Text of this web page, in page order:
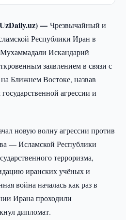
—Чрезвычайный и
Республики Иран в
Искандарий
заявлением в связи с
Ближнем Востоке, назвав
агрессии и
новую волну агрессии против
— Исламской Республики
терроризма,
иранских учёных и
война началась как раз в
Ирана проходили
дипломат.